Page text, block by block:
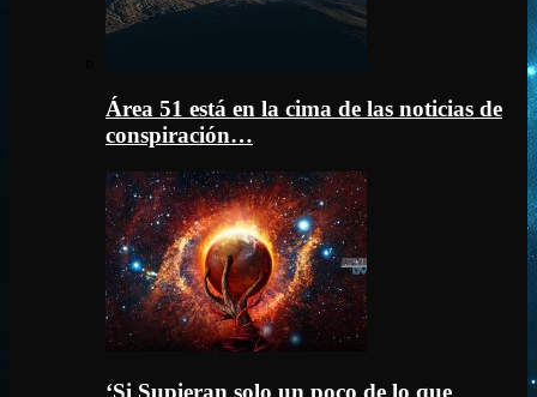
Área 51 está en la cima de las noticias de
conspiración…
‘Si Supieran solo un poco de lo que